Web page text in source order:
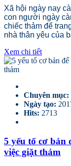
Xã hội ngày nay
con người ngày
chiếc thảm để
nhà thân yêu của
Xem chi tiết
Chuyên mục:
Ngày tạo:
Hits: 2713
5 yếu tố cơ bản
việc giặt thảm